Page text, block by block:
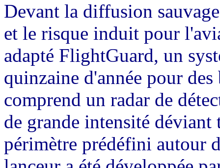
Devant la diffusion
et le risque induit pour
adapté FlightGuard, un
quinzaine d'année pour
comprend un radar de
de grande intensité déviant
périmètre prédéfini autour